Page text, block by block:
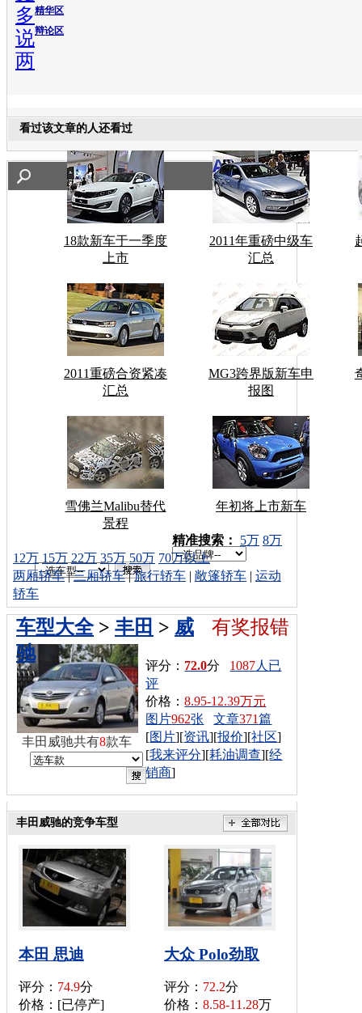
精华区
辩论区
多
说
两
看过该文章的人还看过
18款新车于一季度
上市
2011年重磅中级车
汇总
2011重磅合资紧凑
汇总
MG3跨界版新车申
报图
雪佛兰Malibu替代
景程
年初将上市新车
车型搜索：
精准搜索： 5万 8万
12万 15万 22万 35万 50万 70万以上
两厢轿车|三厢轿车|旅行轿车 | 敞篷轿车 | 运动
轿车
有奖报错
车型大全> 丰田 > 威
驰
评分： 72.0分 1087人已
评
价格：8.95-12.39万元
图片962张 文章371篇
[图片][资讯][报价][社区]
[我来评分][耗油调查][经
销商]
丰田威驰共有8款车
丰田威驰的竞争车型
本田 思迪
评分： 74.9分
价格：[已停产]
大众 Polo劲取
评分： 72.2分
价格： 8.58-11.28万